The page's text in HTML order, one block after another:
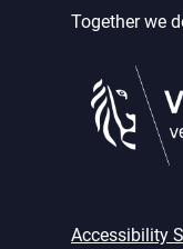
Together we
Accessibility